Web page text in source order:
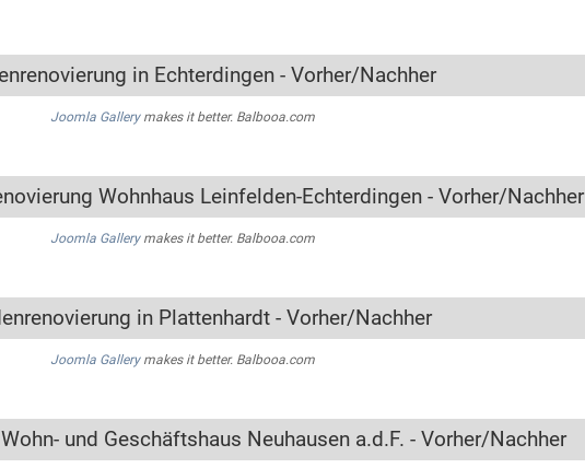
in Echterdingen - Vorher/Nachher
Joomla Gallerymakes it better. Balbooa.com
Wohnhaus Leinfelden-Echterdingen - Vorher/Nachher
Joomla Gallerymakes it better. Balbooa.com
in Plattenhardt - Vorher/Nachher
Joomla Gallerymakes it better. Balbooa.com
und Geschäftshaus Neuhausen a.d.F. - Vorher/Nachher